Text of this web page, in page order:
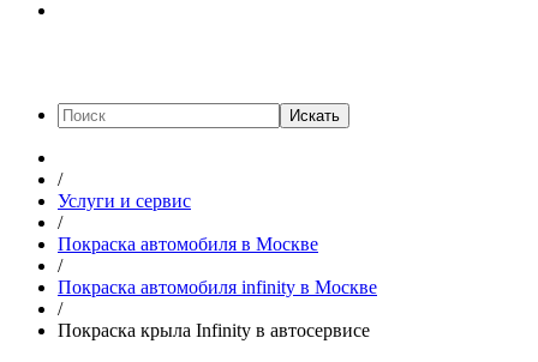
Искать
/
Услуги и сервис
/
Покраска автомобиля в Москве
/
Покраска автомобиля infinity в Москве
/
Покраска крыла Infinity в автосервисе